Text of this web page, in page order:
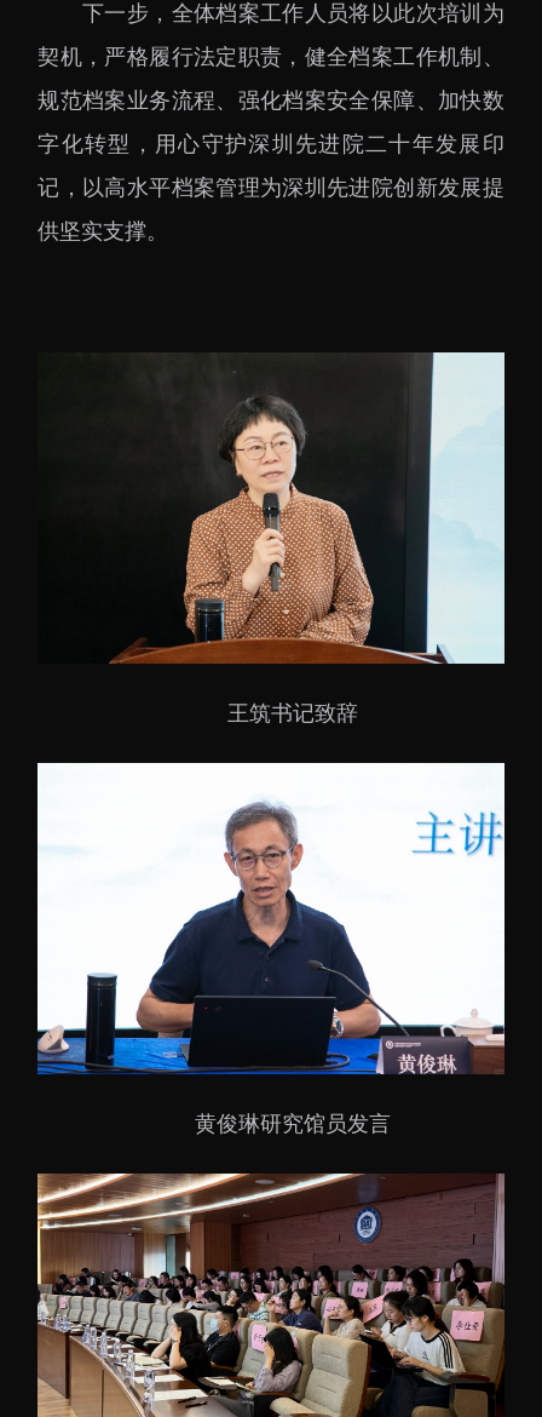
下一步，全体档案工作人员将以此次培训为
契机，严格履行法定职责，健全档案工作机制、
规范档案业务流程、强化档案安全保障、加快数
字化转型，用心守护深圳先进院二十年发展印
记，以高水平档案管理为深圳先进院创新发展提
供坚实支撑。
王筑书记致辞
黄俊琳研究馆员发言